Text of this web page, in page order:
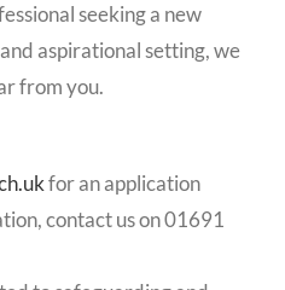
seeking a new
aspirational setting, we
from you.
for an application
contact us on 01691